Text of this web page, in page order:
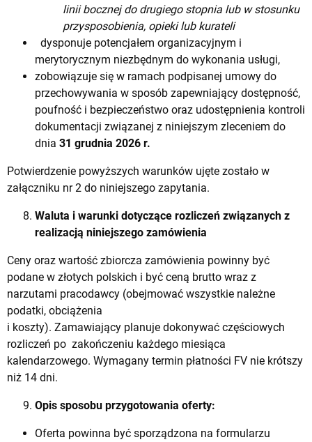
linii bocznej do drugiego stopnia lub w stosunku
przysposobienia, opieki lub kurateli
dysponuje potencjałem organizacyjnym i
merytorycznym niezbędnym do wykonania usługi,
zobowiązuje się w ramach podpisanej umowy do
przechowywania w sposób zapewniający dostępność,
poufność i bezpieczeństwo oraz udostępnienia kontroli
dokumentacji związanej z niniejszym zleceniem do
dnia 31 grudnia 2026 r.
Potwierdzenie powyższych warunków ujęte zostało w
załączniku nr 2 do niniejszego zapytania.
Waluta i warunki dotyczące rozliczeń związanych z
realizacją niniejszego zamówienia
Ceny oraz wartość zbiorcza zamówienia powinny być
podane w złotych polskich i być ceną brutto wraz z
narzutami pracodawcy (obejmować wszystkie należne
podatki, obciążenia
i koszty). Zamawiający planuje dokonywać częściowych
rozliczeń po zakończeniu każdego miesiąca
kalendarzowego. Wymagany termin płatności FV nie krótszy
niż 14 dni.
Opis sposobu przygotowania oferty:
Oferta powinna być sporządzona na formularzu